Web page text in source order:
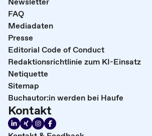
FAQ
Mediadaten
Presse
Editorial Code of Conduct
Redaktionsrichtlinie zum KI-Einsatz
Netiquette
Sitemap
Buchautor:in werden bei Haufe
Kontakt